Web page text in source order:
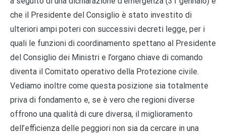
che il Presidente del Consiglio è stato investito di
ulteriori ampi poteri con successivi decreti legge, per i
quali le funzioni di coordinamento spettano al Presidente
del Consiglio dei Ministri e l’organo chiave di comando
diventa il Comitato operativo della Protezione civile.
Vediamo inoltre come questa posizione sia totalmente
priva di fondamento e, se è vero che regioni diverse
offrono una qualità di cure diversa, il miglioramento
dell’efficienza delle peggiori non sia da cercare in una